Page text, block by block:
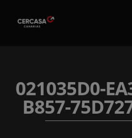
021035D0-
B857-